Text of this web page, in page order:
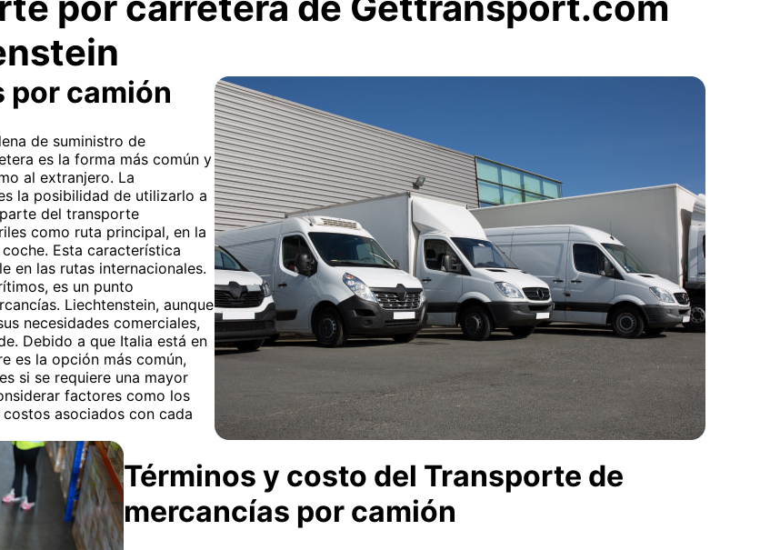
por camión
de suministro de
es la forma más común y
al extranjero. La
la posibilidad de utilizarlo a
del transporte
como ruta principal, en la
Esta característica
en las rutas internacionales.
es un punto
Liechtenstein, aunque
necesidades comerciales,
Debido a que Italia está en
es la opción más común,
si se requiere una mayor
factores como los
asociados con cada
Términos y costo del Transporte de
mercancías por camión